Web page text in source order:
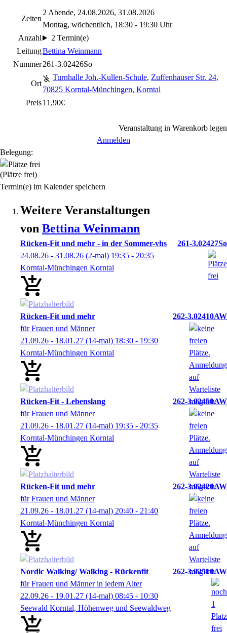
Zeiten
2 Abende, 24.08.2026, 31.08.2026
Montag, wöchentlich, 18:30 - 19:30 Uhr
Anzahl
2 Termin(e)
LeitungBettina Weinmann
Nummer261-3.02426So
Ort
Turnhalle Joh.-Kullen-Schule, Zuffenhauser Str. 24,
70825 Korntal-Münchingen, Korntal
Preis11,90€
Veranstaltung in Warenkorb legen
Anmelden
Belegung:
(Plätze frei)
Termin(e) im Kalender speichern
Weitere Veranstaltungen
von Bettina Weinmann
Rücken-Fit und mehr - in der Sommer-vhs
261-3.02427So
24.08.26 - 31.08.26 (2-mal) 19:35 - 20:35
Korntal-Münchingen Korntal
Rücken-Fit und mehr
262-3.02410AW
für Frauen und Männer
21.09.26 - 18.01.27 (14-mal) 18:30 - 19:30
Korntal-Münchingen Korntal
Rücken-Fit - Lebenslang
262-3.02450AW
für Frauen und Männer
21.09.26 - 18.01.27 (14-mal) 19:35 - 20:35
Korntal-Münchingen Korntal
Rücken-Fit und mehr
262-3.02420AW
für Frauen und Männer
21.09.26 - 18.01.27 (14-mal) 20:40 - 21:40
Korntal-Münchingen Korntal
Nordic Walking/ Walking - Rückenfit
262-3.02510AW
für Frauen und Männer in jedem Alter
22.09.26 - 19.01.27 (14-mal) 08:45 - 10:30
Seewald Korntal, Höhenweg und Seewaldweg